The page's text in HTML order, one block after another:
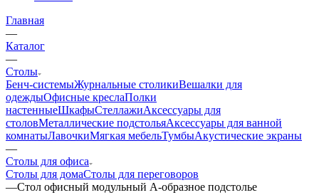
Главная
—
Каталог
—
Столы
Бенч-системыЖурнальные столикиВешалки для
одеждыОфисные креслаПолки
настенныеШкафыСтеллажиАксессуары для
столовМеталлические подстольяАксессуары для ванной
комнатыЛавочкиМягкая мебельТумбыАкустические экраны
—
Столы для офиса
Столы для домаСтолы для переговоров
—Стол офисный модульный А-образное подстолье